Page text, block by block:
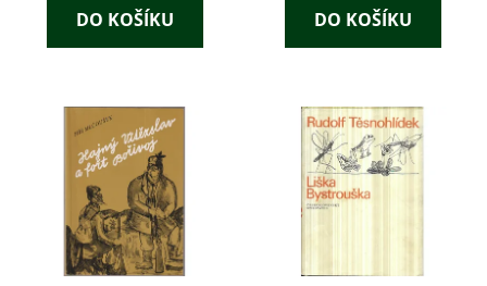
DO KOŠÍKU DO KOŠÍKU